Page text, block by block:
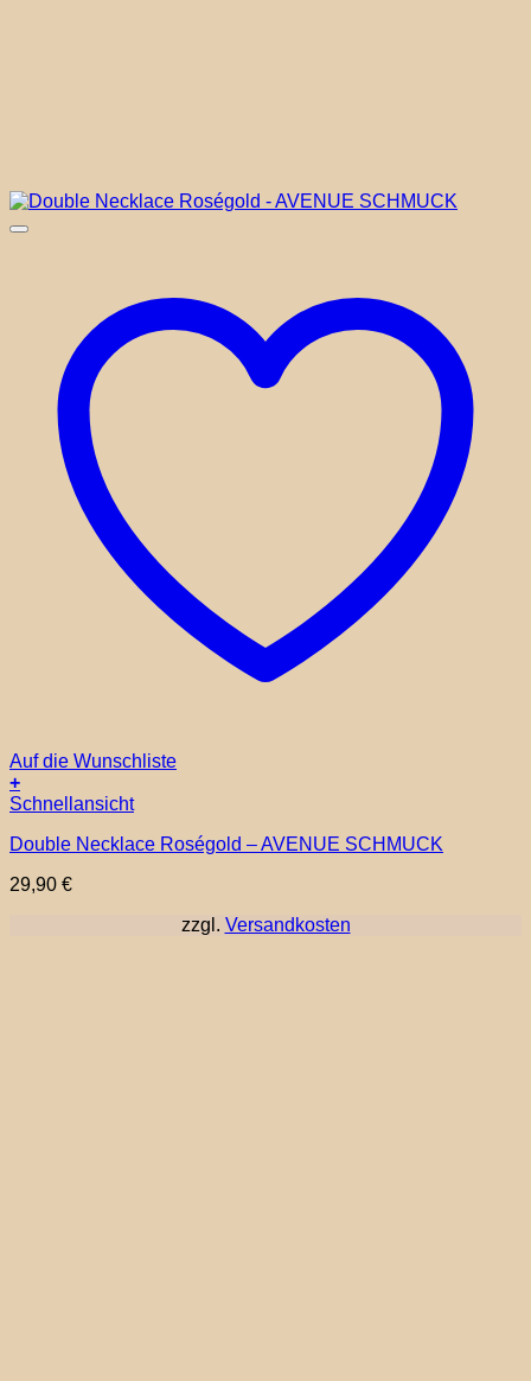
Auf die Wunschliste
+
Schnellansicht
Double Necklace Roségold – AVENUE SCHMUCK
29,90 €
zzgl. Versandkosten